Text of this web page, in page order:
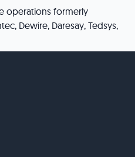
operations formerly
Dewire, Daresay, Tedsys,